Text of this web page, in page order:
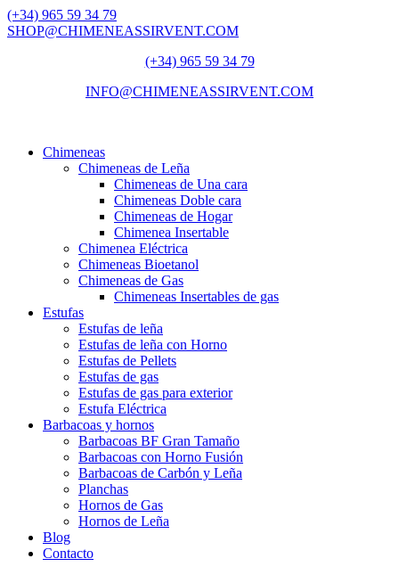
(+34) 965 59 34 79
SHOP@CHIMENEASSIRVENT.COM
(+34) 965 59 34 79
INFO@CHIMENEASSIRVENT.COM
Chimeneas
Chimeneas de Leña
Chimeneas de Una cara
Chimeneas Doble cara
Chimeneas de Hogar
Chimenea Insertable
Chimenea Eléctrica
Chimeneas Bioetanol
Chimeneas de Gas
Chimeneas Insertables de gas
Estufas
Estufas de leña
Estufas de leña con Horno
Estufas de Pellets
Estufas de gas
Estufas de gas para exterior
Estufa Eléctrica
Barbacoas y hornos
Barbacoas BF Gran Tamaño
Barbacoas con Horno Fusión
Barbacoas de Carbón y Leña
Planchas
Hornos de Gas
Hornos de Leña
Blog
Contacto